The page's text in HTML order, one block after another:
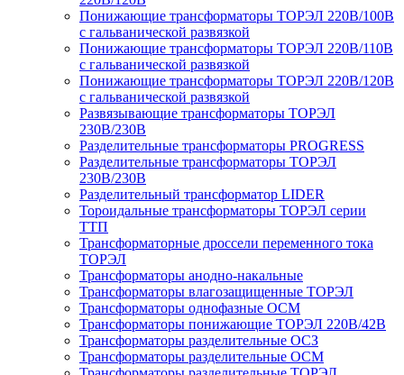
Понижающие трансформаторы ТОРЭЛ 220В/100В
с гальванической развязкой
Понижающие трансформаторы ТОРЭЛ 220В/110В
с гальванической развязкой
Понижающие трансформаторы ТОРЭЛ 220В/120В
с гальванической развязкой
Развязывающие трансформаторы ТОРЭЛ
230В/230В
Разделительные трансформаторы PROGRESS
Разделительные трансформаторы ТОРЭЛ
230В/230В
Разделительный трансформатор LIDER
Тороидальные трансформаторы ТОРЭЛ серии
ТТП
Трансформаторные дроссели переменного тока
ТОРЭЛ
Трансформаторы анодно-накальные
Трансформаторы влагозащищенные ТОРЭЛ
Трансформаторы однофазные ОСМ
Трансформаторы понижающие ТОРЭЛ 220В/42В
Трансформаторы разделительные ОСЗ
Трансформаторы разделительные ОСМ